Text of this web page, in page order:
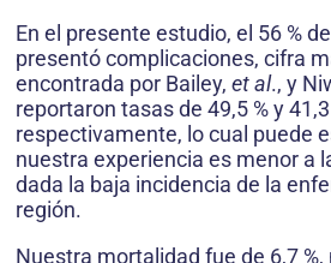
En el presente estudio, el 56 %
presentó complicaciones, cifra
encontrada por Bailey, et al., y
reportaron tasas de 49,5 % y 41,3
respectivamente, lo cual puede
nuestra experiencia es menor a
dada la baja incidencia de la
región.
Nuestra mortalidad fue de 6,7